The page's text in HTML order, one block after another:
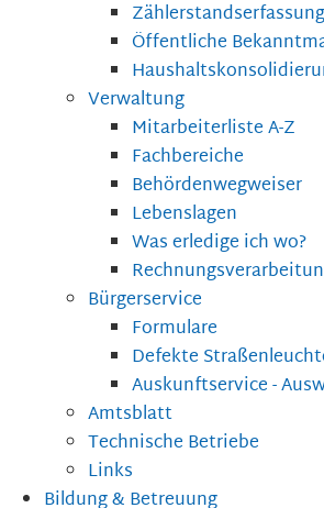
Öffentliche
Verwaltung
Mitarbeiterliste A-Z
Fachbereiche
Behördenwegweiser
Lebenslagen
Was erledige ich wo?
Bürgerservice
Formulare
Defekte
Auskunftservice -
Amtsblatt
Technische Betriebe
Links
Bildung & Betreuung